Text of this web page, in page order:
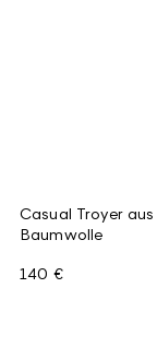
Casual Troyer aus
Baumwolle
140 €